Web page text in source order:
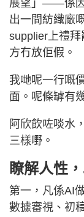
展望」——係因
出一間紡織廠
supplier上禮
方冇放佢假。
我哋呢一行嘅
面。呢條罅有
阿欣飲咗啖水
三樣嘢。
瞭解人性
第一，凡係AI
數據審視、初